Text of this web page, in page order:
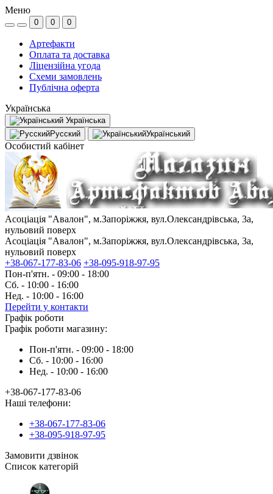
Меню
0 0 0
Артефакти
Оплата та доставка
Ліцензійна угода
Схеми замовлень
Публічна оферта
Українська
Українська
Русский
Український
Особистий кабінет
Асоціація "Авалон", м.Запоріжжя, вул.Олександрівська, 3а,
нульовий поверх
Асоціація "Авалон", м.Запоріжжя, вул.Олександрівська, 3а,
нульовий поверх
+38-067-177-83-06 +38-095-918-97-95
Пон-п'ятн. - 09:00 - 18:00
Сб. - 10:00 - 16:00
Нед. - 10:00 - 16:00
Перейти у контакти
Графік роботи
Графік роботи магазину:
Пон-п'ятн. - 09:00 - 18:00
Сб. - 10:00 - 16:00
Нед. - 10:00 - 16:00
+38-067-177-83-06
Наші телефони:
+38-067-177-83-06
+38-095-918-97-95
Замовити дзвінок
Список категорій